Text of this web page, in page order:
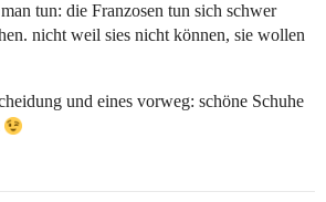
tun: die Franzosen tun sich schwer
nicht weil sies nicht können, sie wollen
und eines vorweg: schöne Schuhe